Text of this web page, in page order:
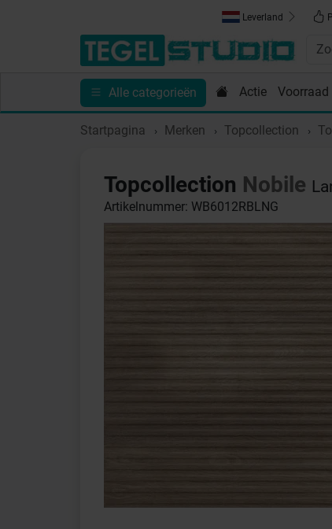
Leverland
Alle categorieën Actie Voorraad
Toebehoren Sanitair Tips en Inspiratie
Startpagina Merken Topcollection
Topcollection Nobile
Artikelnummer: WB6012RBLNG